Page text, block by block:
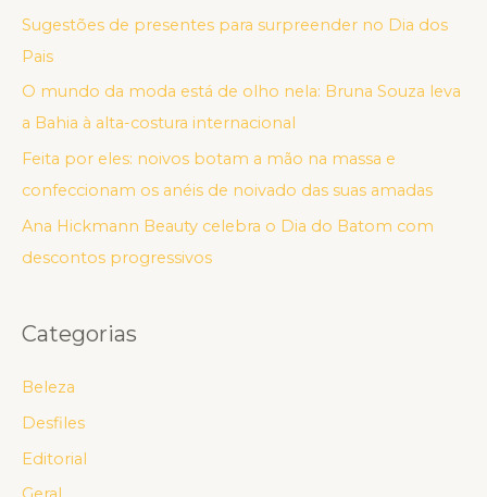
Sugestões de presentes para surpreender no Dia dos
Pais
O mundo da moda está de olho nela: Bruna Souza leva
a Bahia à alta-costura internacional
Feita por eles: noivos botam a mão na massa e
confeccionam os anéis de noivado das suas amadas
Ana Hickmann Beauty celebra o Dia do Batom com
descontos progressivos
Categorias
Beleza
Desfiles
Editorial